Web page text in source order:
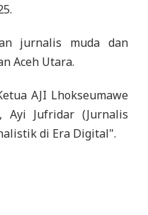
jurnalis muda dan
Aceh Utara.
AJI Lhokseumawe
Ayi Jufridar (Jurnalis
di Era Digital".